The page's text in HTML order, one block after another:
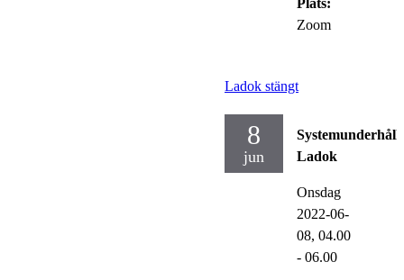
Zoom
Ladok stängt
8
jun
Systemunderhåll
Ladok
Onsdag
2022-06-
08, 04.00
- 06.00